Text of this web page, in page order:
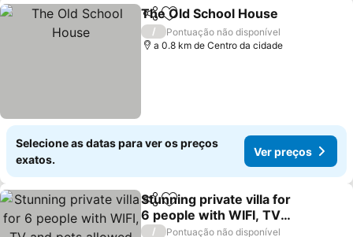
PartilharAdicionar aos favoritos
The Old School House
/
Pontuação não disponível
a 0.8 km de Centro da cidade
Selecione as datas para ver os preços
exatos.
Ver preços
PartilharAdicionar aos favoritos
Stunning private villa for
6 people with WIFI, TV
and pets allowed
/ Pontuação não disponível